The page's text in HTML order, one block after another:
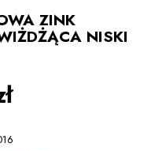
ZINK
NISKI